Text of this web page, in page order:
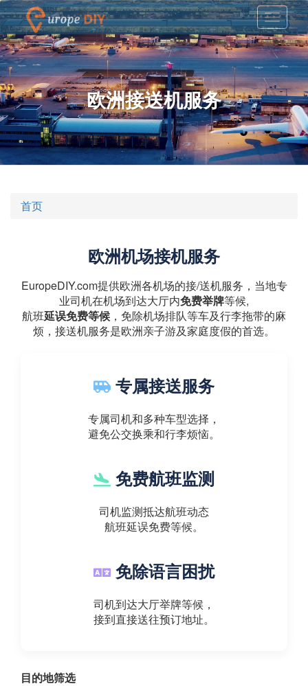
欧洲接送机服务
首页
欧洲机场接机服务
EuropeDIY.com提供欧洲各机场的接/送机服务，当地专
业司机在机场到达大厅内免费举牌等候,
航班延误免费等候 ，免除机场排队等车及行李拖带的麻
烦，接送机服务是欧洲亲子游及家庭度假的首选。
专属接送服务
专属司机和多种车型选择，
避免公交换乘和行李烦恼。
免费航班监测
司机监测抵达航班动态
航班延误免费等候。
免除语言困扰
司机到达大厅举牌等候，
接到直接送往预订地址。
目的地筛选